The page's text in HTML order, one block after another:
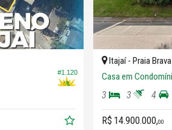
#1.120
Itajaí - Praia Brava
Casa em
3 3 4
R$ 14.900.000,00